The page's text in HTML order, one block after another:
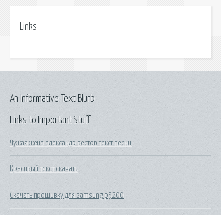
Links
Links to Important Stuff
Чужая жена александр вестов текст песни
Красивый текст скачать
Скачать прошивку для samsung p5200
An Informative Text Blurb